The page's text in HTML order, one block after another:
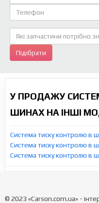
Підібрати
У ПРОДАЖУ
ШИНАХ НА ІНШІ
Система тиску контролю в
Система тиску контролю в
Система тиску контролю в
© 2023 «Carson.com.ua» -